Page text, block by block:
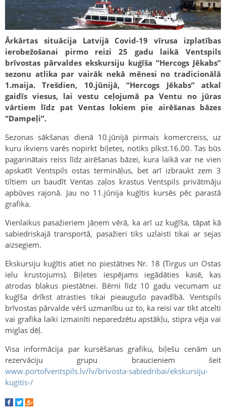
Ārkārtas situācija Latvijā Covid-19 vīrusa izplatības
ierobežošanai pirmo reizi 25 gadu laikā Ventspils
brīvostas pārvaldes ekskursiju kuģīša “Hercogs Jēkabs”
sezonu atlika par vairāk nekā mēnesi no tradicionālā
1.maija. Trešdien, 10.jūnijā, “Hercogs Jēkabs” atkal
gaidīs viesus, lai vestu ceļojumā pa Ventu no jūras
vārtiem līdz pat Ventas lokiem pie airēšanas bāzes
“Dampeļi”.
Sezonas sākšanas dienā 10.jūnijā pirmais komercreiss, uz
kuru ikviens varēs nopirkt biļetes, notiks plkst.16.00. Tas būs
pagarinātais reiss līdz airēšanas bāzei, kura laikā var ne vien
apskatīt Ventspils ostas termināļus, bet arī izbraukt zem 3
tiltiem un baudīt Ventas zaļos krastus Ventspils privātmāju
apbūves rajonā. Jau no 11.jūnija kuģītis kursēs pēc parastā
grafika.
Vienlaikus pasažieriem jāņem vērā, ka arī uz kuģīša, tāpat kā
sabiedriskajā transportā, pasažieri tiks uzlaisti tikai ar sejas
aizsegiem.
Ekskursiju kuģītis atiet no piestātnes Nr. 18 (Tirgus un Ostas
ielu krustojums). Biļetes iespējams iegādāties kasē, kas
atrodas blakus piestātnei. Bērni līdz 10 gadu vecumam uz
kuģīša drīkst atrasties tikai pieaugušo pavadībā. Ventspils
brīvostas pārvalde vērš uzmanību uz to, ka reisi var tikt atcelti
vai grafika laiki izmainīti neparedzētu apstākļu, stipra vēja vai
miglas dēļ.
Visa informācija par kursēšanas grafiku, biļešu cenām un
rezervāciju grupu braucieniem šeit
www.portofventspils.lv/lv/brivosta-sabiedribai/ekskursiju-
kugitis-/